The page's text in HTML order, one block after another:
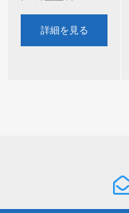
詳細を見る